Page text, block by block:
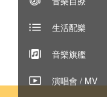
生活配樂
音樂旗艦
演唱會 / MV